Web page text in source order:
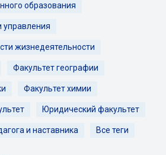
образования
управления
жизнедеятельности
Факультет географии
Факультет химии
Юридический факультет
и наставника Все теги